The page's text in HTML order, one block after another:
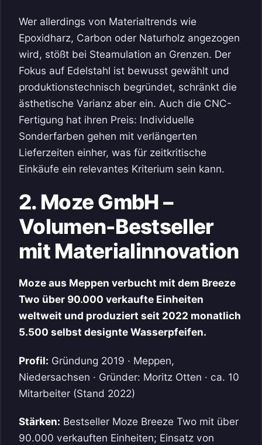
Wer allerdings von Materialtrends wie
Epoxidharz, Carbon oder Naturholz angezogen
wird, stößt bei Steamulation an Grenzen. Der
Fokus auf Edelstahl ist bewusst gewählt und
produktionstechnisch begründet, schränkt die
ästhetische Varianz aber ein. Auch die CNC-
Fertigung hat ihren Preis: Individuelle
Sonderfarben gehen mit verlängerten
Lieferzeiten einher, was für zeitkritische
Einkäufe ein relevantes Kriterium sein kann.
2. Moze GmbH –
Volumen-Bestseller
mit Materialinnovation
Moze aus Meppen verbucht mit dem Breeze
Two über 90.000 verkaufte Einheiten
weltweit und produziert seit 2022 monatlich
5.500 selbst designte Wasserpfeifen.
Profil: Gründung 2019 · Meppen,
Niedersachsen · Gründer: Moritz Otten · ca. 10
Mitarbeiter (Stand 2022)
Stärken: Bestseller Moze Breeze Two mit über
90.000 verkauften Einheiten; Einsatz von